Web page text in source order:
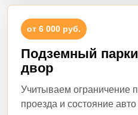
от 6 000 руб.
Подземный
двор
Учитываем ограничение
проезда и состояние авто